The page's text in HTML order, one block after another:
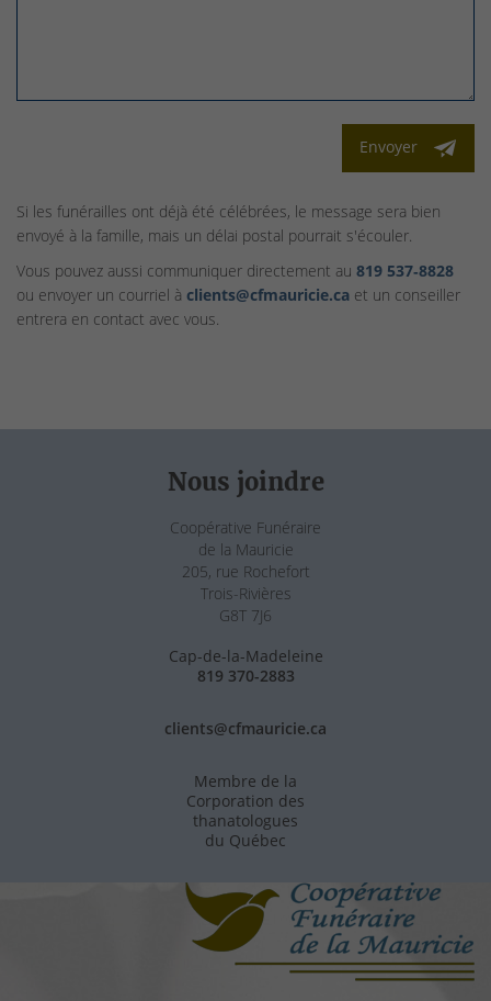
Envoyer
Si les funérailles ont déjà été célébrées, le message sera bien
envoyé à la famille, mais un délai postal pourrait s'écouler.
Vous pouvez aussi communiquer directement au 819 537‑8828
ou envoyer un courriel à clients@cfmauricie.ca et un conseiller
entrera en contact avec vous.
Nous joindre
Coopérative Funéraire
de la Mauricie
205, rue Rochefort
Trois-Rivières
G8T 7J6
Cap-de-la-Madeleine
819 370-2883
clients@cfmauricie.ca
Membre de la
Corporation des
thanatologues
du Québec